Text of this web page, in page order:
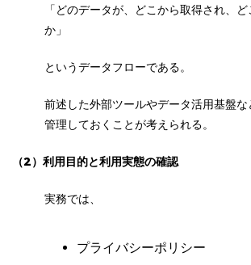
「どのデータが、どこから取得され、
か」
というデータフローである。
前述した外部ツールやデータ活用基盤な
管理しておくことが考えられる。
（2）利用目的と利用実態の確認
実務では、
プライバシーポリシー